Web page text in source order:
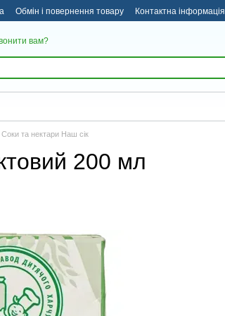
Обмін і повернення товару Контактна інформація
вам?
Соки та нектари Наш сік
200 мл